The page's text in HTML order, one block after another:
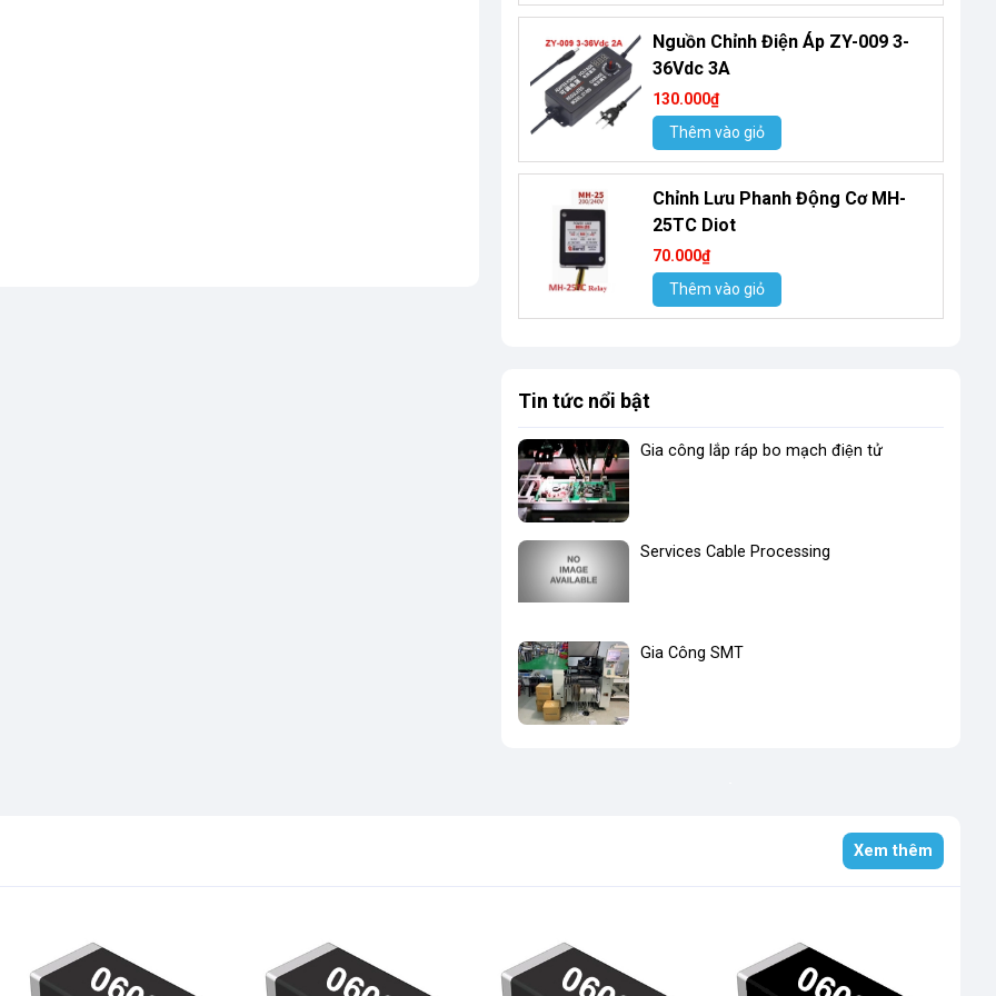
Nguồn Chỉnh Điện Áp ZY-009 3-
36Vdc 3A
130.000₫
Thêm vào giỏ
Chỉnh Lưu Phanh Động Cơ MH-
25TC Diot
70.000₫
Thêm vào giỏ
Tin tức nổi bật
Gia công lắp ráp bo mạch điện tử
Services Cable Processing
Gia Công SMT
Xem thêm